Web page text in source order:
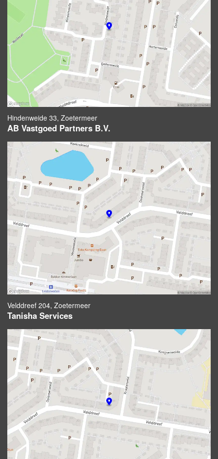
Hindenweide 33, Zoetermeer
AB Vastgoed Partners B.V.
Velddreef 204, Zoetermeer
Tanisha Services